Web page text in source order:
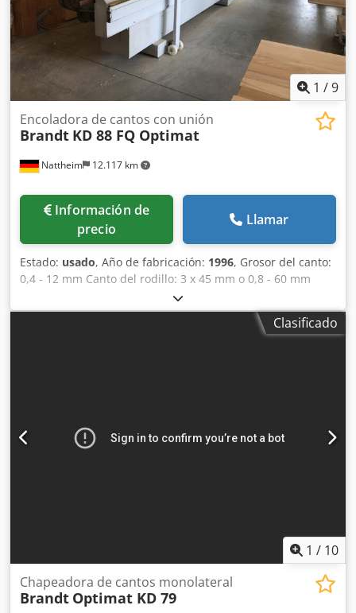
1 /9
Nattheim 12.117 km
Encoladora de cantos con unión
Brandt KD 88 FQ Optimat
Información de
precio
Llamar
Estado: usado, Año de fabricación: 1996, Grosor del canto:
0,4 - 12 mm Canto del rodillo: 3 x 45 mm o 0,8 - 60 mm
Ancho mín. de la pieza de trabajo: 65 mm Longitud mín. de
la pieza de trabajo: 160 mm Grosor de la pieza de trabajo:
10 - 55 mm Avance: 13 m/min Prefresado (unión) Depósito
Nattheim
Clasificado
1 / 10
Chapeadora de cantos monolateral
Brandt Optimat KD 79